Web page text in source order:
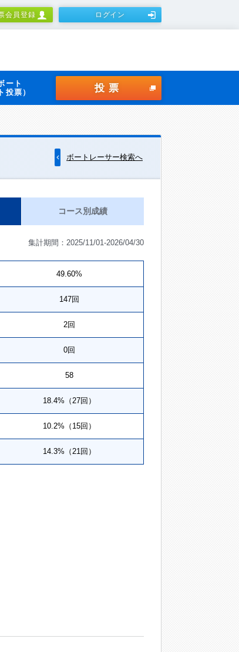
会員登録 ログイン
ート
投票）
投票
ボートレーサー検索へ
コース別成績
集計期間：2025/11/01-2026/04/30
49.60%
147回
2回
0回
58
18.4%（27回）
10.2%（15回）
14.3%（21回）